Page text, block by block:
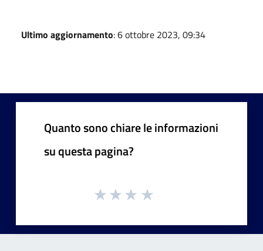
Ultimo aggiornamento: 6 ottobre 2023, 09:34
Quanto sono chiare le informazioni
su questa pagina?